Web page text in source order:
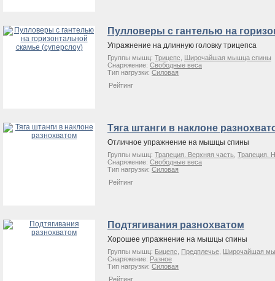
Пулловеры с гантелью на
Упражнение на длинную головку трицепса
Группы мышц: Трицепс
Широчайшая мышца спины
Снаряжение: Свободные веса
Тип нагрузки: Силовая
Рейтинг
Тяга штанги в наклоне
Отличное упражнение на мышцы спины
Группы мышц: Трапеция. Верхняя часть Трапеция.
Снаряжение: Свободные веса
Тип нагрузки: Силовая
Рейтинг
Подтягивания разнохватом
Хорошее упражнение на мышцы спины
Группы мышц: Бицепс Предплечье Широчайшая
Снаряжение: Разное
Тип нагрузки: Силовая
Рейтинг